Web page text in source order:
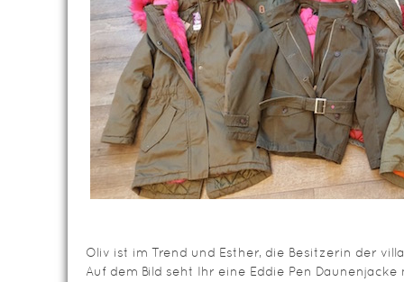
Oliv ist im Trend und Esther, die Besitzerin der
Auf dem Bild seht Ihr eine Eddie Pen